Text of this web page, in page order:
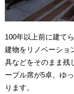
100年以上前に建て
建物をリノベーショ
具などをそのまま残
ーブル席が5卓。ゆ
ります。